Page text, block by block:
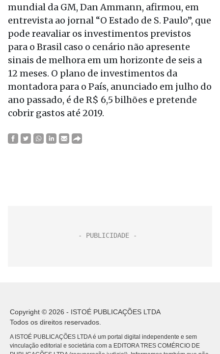
mundial da GM, Dan Ammann, afirmou, em
entrevista ao jornal “O Estado de S. Paulo”, que
pode reavaliar os investimentos previstos
para o Brasil caso o cenário não apresente
sinais de melhora em um horizonte de seis a
12 meses. O plano de investimentos da
montadora para o País, anunciado em julho do
ano passado, é de R$ 6,5 bilhões e pretende
cobrir gastos até 2019.
Copyright © 2026 - ISTOÉ PUBLICAÇÕES LTDA
Todos os direitos reservados.
A ISTOÉ PUBLICAÇÕES LTDA é um portal digital independente e sem
vinculação editorial e societária com a EDITORA TRES COMÉRCIO DE